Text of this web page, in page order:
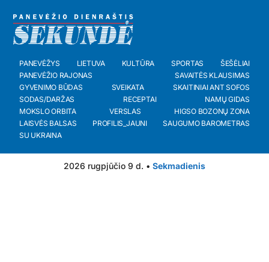
PANEVĖŽYS LIETUVA KULTŪRA SPORTAS
ŠEŠĖLIAI
PANEVĖŽIO RAJONAS
SAVAITĖS KLAUSIMAS
GYVENIMO BŪDAS
SVEIKATA
SKAITINIAI ANT SOFOS
SODAS/DARŽAS
RECEPTAI
NAMŲ GIDAS
MOKSLO ORBITA
VERSLAS
HIGSO BOZONŲ ZONA
LAISVĖS BALSAS
PROFILIS_JAUNI
SAUGUMO BAROMETRAS
SU UKRAINA
2026 rugpjūčio 9 d. • Sekmadienis